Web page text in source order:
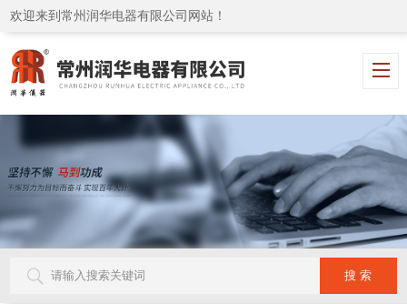
欢迎来到常州润华电器有限公司网站！